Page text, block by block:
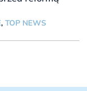
, TOP NEWS